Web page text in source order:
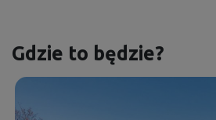
Gdzie to będzie?